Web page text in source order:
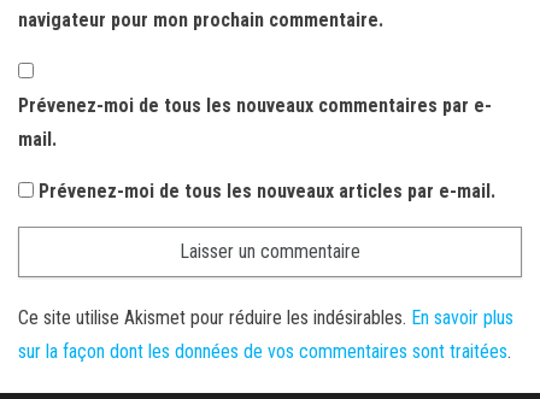
navigateur pour mon prochain commentaire.
Prévenez-moi de tous les nouveaux commentaires par e-
mail.
Prévenez-moi de tous les nouveaux articles par e-mail.
Ce site utilise Akismet pour réduire les indésirables. En savoir plus
sur la façon dont les données de vos commentaires sont traitées.